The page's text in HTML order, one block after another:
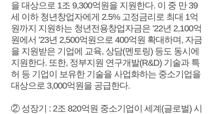
을 대상으로 1조 9,300억원을 지원한다. 이 중 만 39
세 이하 청년창업자에게 2.5% 고정금리로 최대 1억
원까지 지원하는 청년전용창업자금은 ’22년 2,100억
원에서 ’23년 2,500억원으로 400억원 확대하며, 자금
을 지원받은 기업에 교육, 상담(멘토링) 등도 동시에
지원한다. 또한, 정부지원 연구개발(R&D) 기술과 특
허 등 기업이 보유한 기술을 사업화하는 중소기업을
대상으로 3,000억원을 공급한다.
② 성장기 : 2조 820억원 중소기업이 세계(글로벌) 시